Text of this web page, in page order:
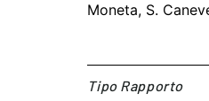
Moneta, S.
Tipo Rapporto